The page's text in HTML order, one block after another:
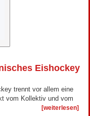
Eishockey
trennt vor allem eine
vom Kollektiv und vom
[weiterlesen]